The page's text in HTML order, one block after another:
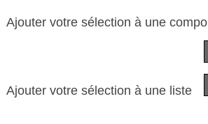
Ajouter votre sélection à une compo
Ajouter votre sélection à une liste